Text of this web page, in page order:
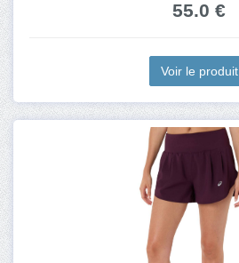
55.0 €
Voir le produit